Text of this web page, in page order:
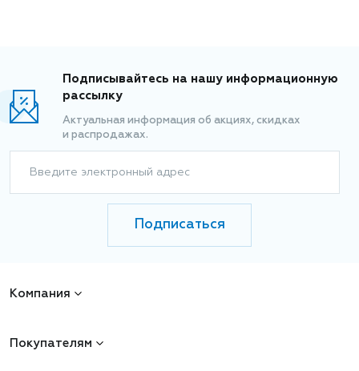
Подписывайтесь на нашу информационную
рассылку
Актуальная информация об акциях, скидках
и распродажах.
Введите электронный адрес
Подписаться
Компания
Покупателям